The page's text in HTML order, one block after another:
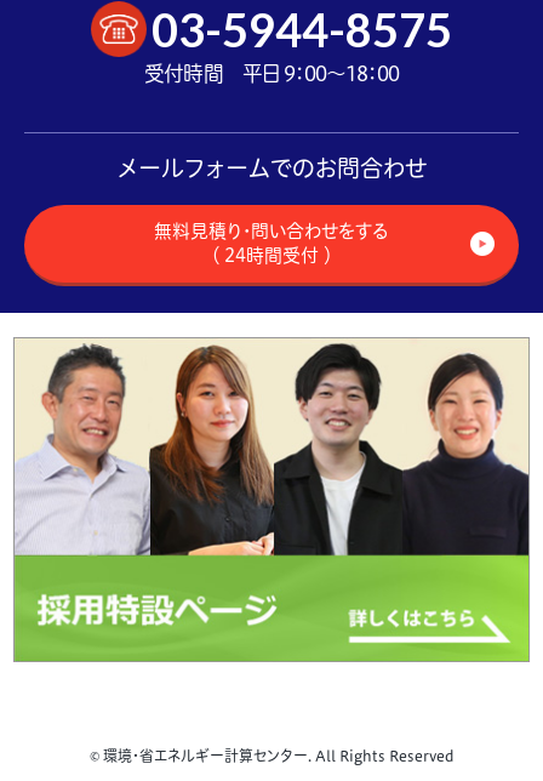
03-5944-8575
受付時間 平日 9：00～18：00
メールフォームでのお問合わせ
無料見積り・問い合わせをする
（ 24時間受付 ）
© 環境・省エネルギー計算センター. All Rights Reserved